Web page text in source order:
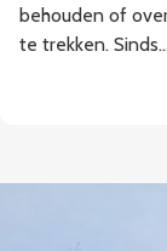
behouden of
te trekken.